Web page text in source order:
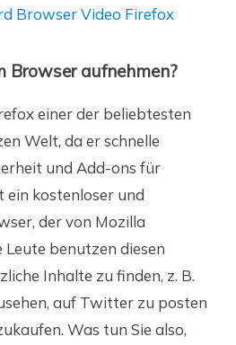
Browser Video Firefox
Browser aufnehmen?
einer der beliebtesten
Welt, da er schnelle
und Add-ons für
ein kostenloser und
der von Mozilla
benutzen diesen
Inhalte zu finden, z. B.
auf Twitter zu posten
Was tun Sie also,